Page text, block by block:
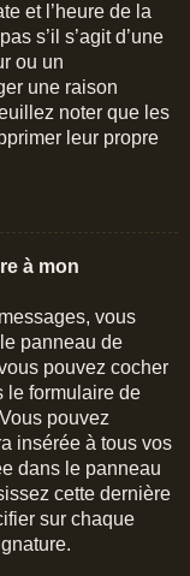
et l’heure de la
s’il s’agit d’une
ou un
une raison
noter que les
leur propre
à mon
vous
panneau de
pouvez cocher
le formulaire de
pouvez
insérée à tous vos
dans le panneau
cette dernière
sur chaque